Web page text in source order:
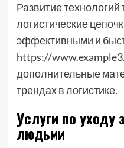
Развитие технологий
логистические
эффективными и
https://
дополнительные
трендах в логистике.
Услуги по
людьми